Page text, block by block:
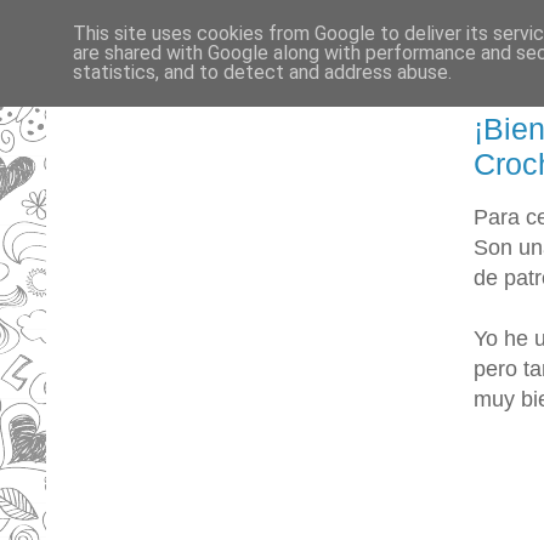
Para
Son
de
Yo he
pero
muy
This site uses cookies from Google to deliver its
are shared with Google along with performance and
statistics, and to detect and address abuse.